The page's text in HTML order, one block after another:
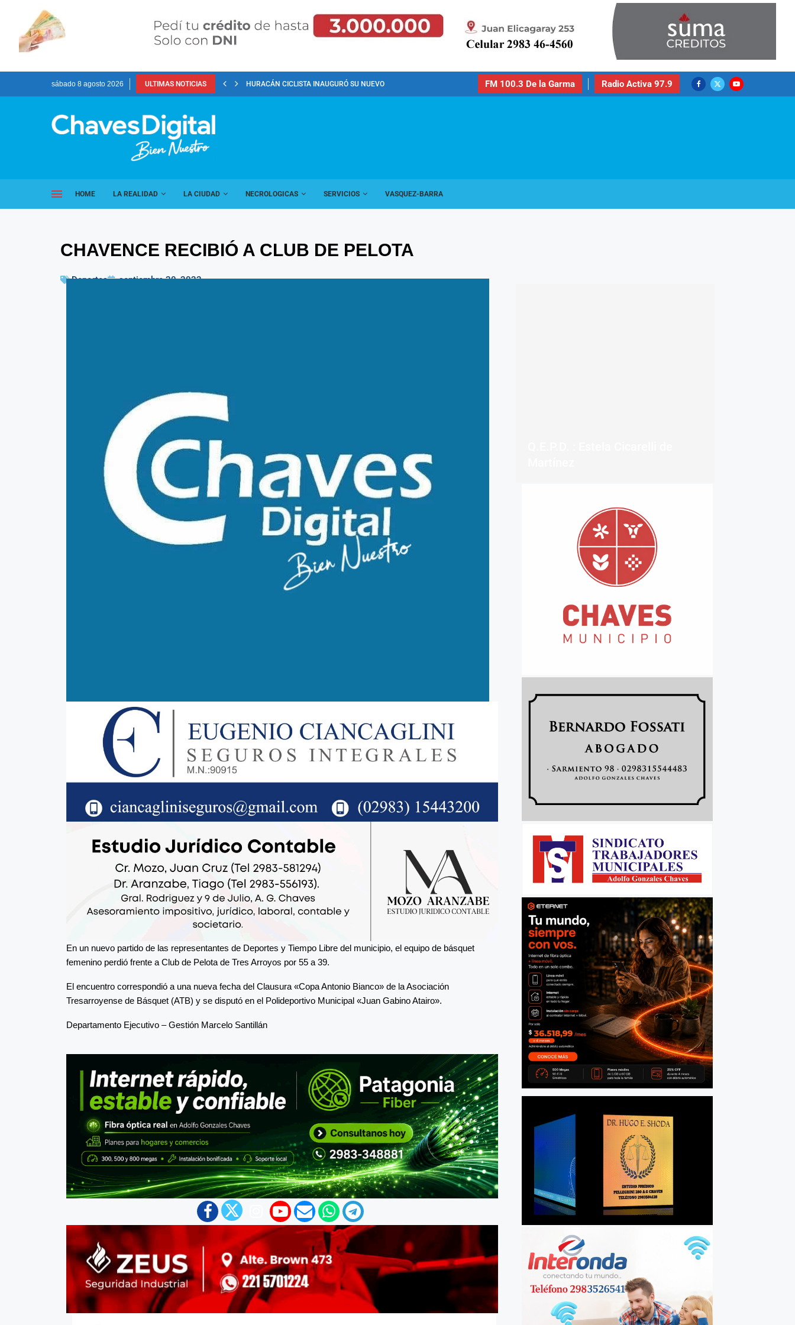
sábado 8 agosto 2026 ULTIMAS NOTICIAS HURACÁN CICLISTA INAUGURÓ SU NUEVO PREDIO PARA LA... FM 100.3 De la Garma Radio Activa 97.9
HOME LA REALIDAD LA CIUDAD NECROLOGICAS SERVICIOS VASQUEZ-BARRA
CHAVENCE RECIBIÓ A CLUB DE PELOTA
Deportes septiembre 20, 2022
En un nuevo partido de las representantes de Deportes y Tiempo Libre del municipio, el equipo de básquet
femenino perdió frente a Club de Pelota de Tres Arroyos por 55 a 39.
El encuentro correspondió a una nueva fecha del Clausura «Copa Antonio Bianco» de la Asociación
Tresarroyense de Básquet (ATB) y se disputó en el Polideportivo Municipal «Juan Gabino Atairo».
Departamento Ejecutivo – Gestión Marcelo Santillán